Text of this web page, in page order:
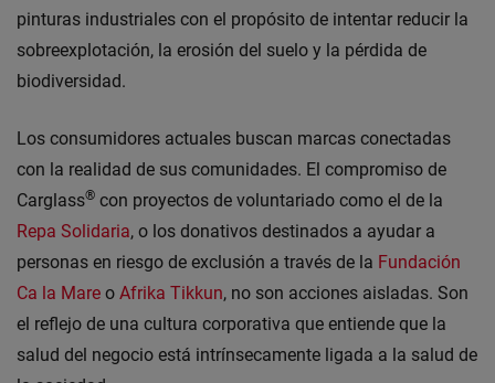
pinturas industriales con el propósito de intentar reducir la
sobreexplotación, la erosión del suelo y la pérdida de
biodiversidad.
Los consumidores actuales buscan marcas conectadas
con la realidad de sus comunidades. El compromiso de
Carglass® con proyectos de voluntariado como el de la
Repa Solidaria, o los donativos destinados a ayudar a
personas en riesgo de exclusión a través de la Fundación
Ca la Mare o Afrika Tikkun, no son acciones aisladas. Son
el reflejo de una cultura corporativa que entiende que la
salud del negocio está intrínsecamente ligada a la salud de